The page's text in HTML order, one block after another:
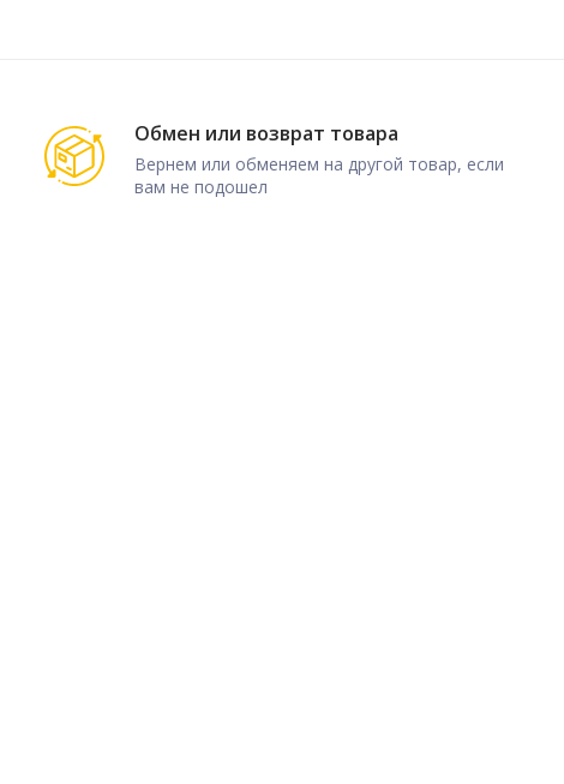
Обмен или возврат товара
Вернем или обменяем на другой товар, если
вам не подошел